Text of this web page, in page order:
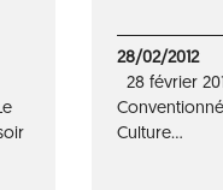
28/02/2012
28 février
Culture...